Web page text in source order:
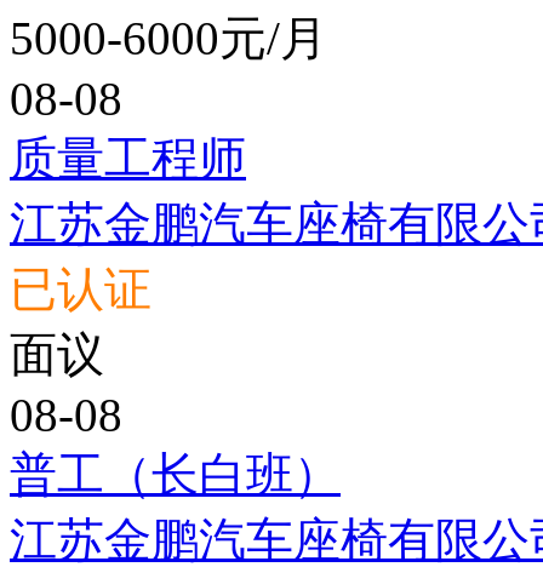
5000-6000元/月
08-08
质量工程师
江苏金鹏汽车座椅有限公
已认证
面议
08-08
普工（长白班）
江苏金鹏汽车座椅有限公